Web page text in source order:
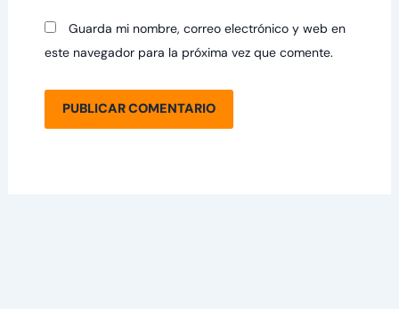
Guarda mi nombre, correo electrónico y web en
este navegador para la próxima vez que comente.